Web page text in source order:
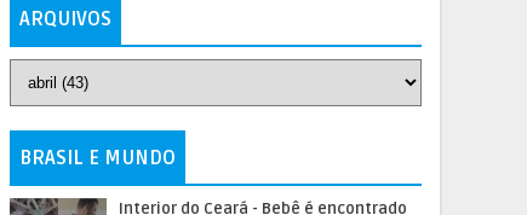
ARQUIVOS
BRASIL E MUNDO
Interior do Ceará - Bebê é encontrado